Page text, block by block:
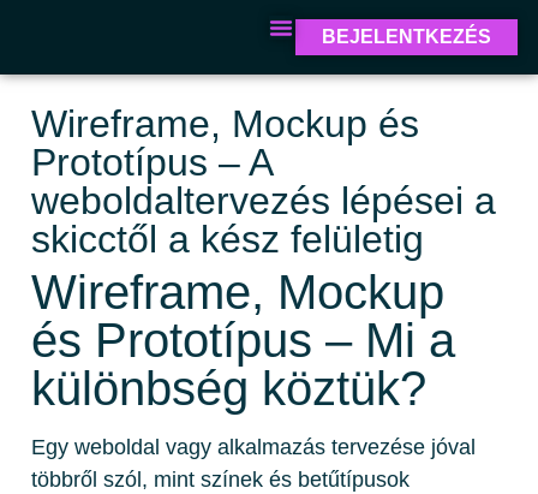
BEJELENTKEZÉS
Wireframe, Mockup és
Prototípus – A
weboldaltervezés lépései a
skicctől a kész felületig
Wireframe, Mockup
és Prototípus – Mi a
különbség köztük?
Egy weboldal vagy alkalmazás tervezése jóval
többről szól, mint színek és betűtípusok